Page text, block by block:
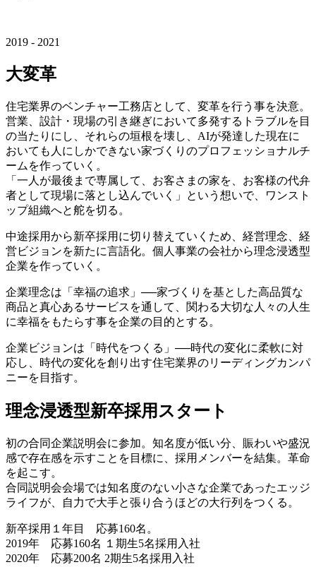
2019 - 2021
大変革
住宅業界のベンチャー工務店として、変革を行う事を決意。
営業、設計・現場の引き継ぎにおいて多発するトラブルを目
の当たりにし、それらの垣根を壊し、AIが発達した現在に
おいても人にしかできない家づくりのプロフェッショナルチ
ームを作っていく。
「一人が最後まで専属して、お客さまの家を、お客様の代弁
者として現場に落とし込んでいく」という想いで、ワンスト
ップ組織へと舵を切る。
中途採用から新卒採用に切り替えていくため、経営理念、経
営ビジョンを新たに言語化。個人事業の会社から理念浸透型
企業を作っていく。
企業理念は「幸福の追求」──家づくりを基とした高品質な
商品と真心あるサービスを通して、関わる大切な人々の人生
に幸福をもたらす事を企業の目的とする。
企業ビジョンは「時代をつくる」──時代の変化に柔軟に対
応し、時代の変化を創り出す住宅業界のリーディングカンパ
ニーを目指す。
理念浸透型新卒採用スタート
初の合同企業説明会に参加。知名度が低い分、賑わいや盛況
感で存在感を示すことを目標に、採用メンバーを結集。革命
を起こす。
合同説明会会場では知名度のない小さな企業であったエッジ
ライフが、自力で大手と張り合うほどの大行列をつくる。
新卒採用１年目 応募160名。
2019年 応募160名 １期生5名採用入社
2020年 応募200名 2期生5名採用入社